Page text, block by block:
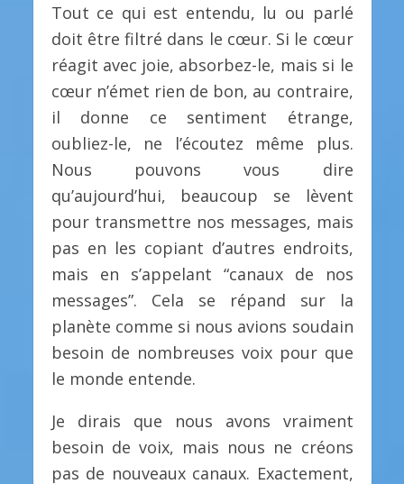
Tout ce qui est entendu, lu ou parlé
doit être filtré dans le cœur. Si le cœur
réagit avec joie, absorbez-le, mais si le
cœur n’émet rien de bon, au contraire,
il donne ce sentiment étrange,
oubliez-le, ne l’écoutez même plus.
Nous pouvons vous dire
qu’aujourd’hui, beaucoup se lèvent
pour transmettre nos messages, mais
pas en les copiant d’autres endroits,
mais en s’appelant “canaux de nos
messages”. Cela se répand sur la
planète comme si nous avions soudain
besoin de nombreuses voix pour que
le monde entende.
Je dirais que nous avons vraiment
besoin de voix, mais nous ne créons
pas de nouveaux canaux. Exactement,